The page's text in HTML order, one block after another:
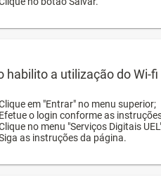
habilito a utilização do Wi-fi
em "Entrar" no menu superior;
Efetue o login conforme as
no menu "Serviços Digitais
as instruções da página.